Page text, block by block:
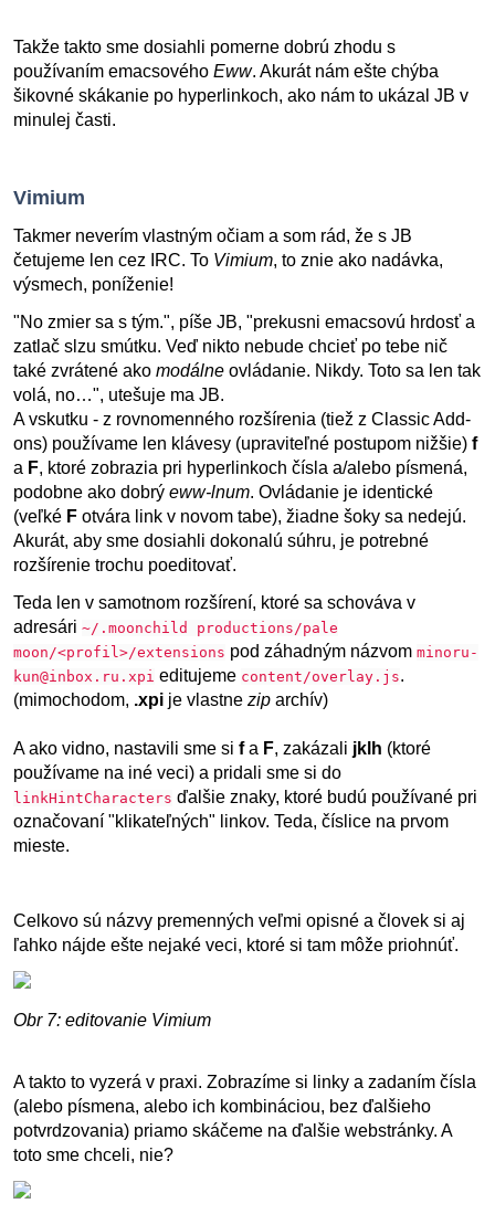
Takže takto sme dosiahli pomerne dobrú zhodu s
používaním emacsového Eww. Akurát nám ešte chýba
šikovné skákanie po hyperlinkoch, ako nám to ukázal JB v
minulej časti.
Vimium
Takmer neverím vlastným očiam a som rád, že s JB
četujeme len cez IRC. To Vimium, to znie ako nadávka,
výsmech, poníženie!
"No zmier sa s tým.", píše JB, "prekusni emacsovú hrdosť a
zatlač slzu smútku. Veď nikto nebude chcieť po tebe nič
také zvrátené ako modálne ovládanie. Nikdy. Toto sa len tak
volá, no…", utešuje ma JB.
A vskutku - z rovnomenného rozšírenia (tiež z Classic Add-
ons) používame len klávesy (upraviteľné postupom nižšie) f
a F, ktoré zobrazia pri hyperlinkoch čísla a/alebo písmená,
podobne ako dobrý eww-lnum. Ovládanie je identické
(veľké F otvára link v novom tabe), žiadne šoky sa nedejú.
Akurát, aby sme dosiahli dokonalú súhru, je potrebné
rozšírenie trochu poeditovať.
Teda len v samotnom rozšírení, ktoré sa schováva v
adresári ~/.moonchild productions/pale
moon/<profil>/extensions pod záhadným názvom minoru-
kun@inbox.ru.xpi editujeme content/overlay.js.
(mimochodom, .xpi je vlastne zip archív)
A ako vidno, nastavili sme si fa F, zakázali jklh (ktoré
používame na iné veci) a pridali sme si do
linkHintCharacters ďalšie znaky, ktoré budú používané pri
označovaní "klikateľných" linkov. Teda, číslice na prvom
mieste.
Celkovo sú názvy premenných veľmi opisné a človek si aj
ľahko nájde ešte nejaké veci, ktoré si tam môže priohnúť.
Obr 7: editovanie Vimium
A takto to vyzerá v praxi. Zobrazíme si linky a zadaním čísla
(alebo písmena, alebo ich kombináciou, bez ďalšieho
potvrdzovania) priamo skáčeme na ďalšie webstránky. A
toto sme chceli, nie?